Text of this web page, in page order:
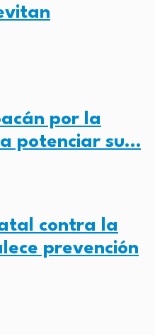
por la
potenciar su…
contra la
prevención